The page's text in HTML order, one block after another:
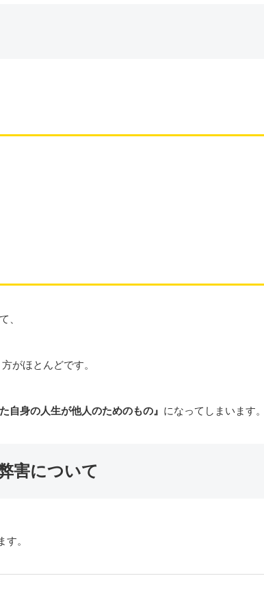
、
がほとんどです。
た自身の人生が他人のためのもの』 になってしまいます。
害について
。